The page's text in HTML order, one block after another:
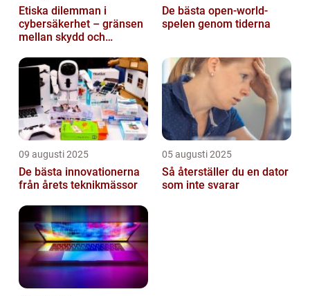
Etiska dilemman i
cybersäkerhet – gränsen
mellan skydd och
De bästa open-world-
spelen genom tiderna
09 augusti 2025
De bästa innovationerna
från årets teknikmässor
05 augusti 2025
Så återställer du en dator
som inte svarar